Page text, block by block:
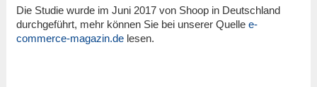
Die Studie wurde im Juni 2017 von Shoop in Deutschland
durchgeführt, mehr können Sie bei unserer Quelle e-
commerce-magazin.delesen.